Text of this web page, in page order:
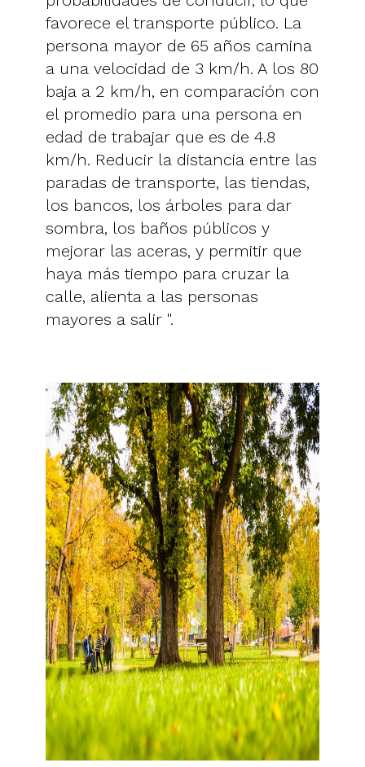
favorece el transporte público. La
persona mayor de 65 años camina
a una velocidad de 3 km/h. A los 80
baja a 2 km/h, en comparación con
el promedio para una persona en
edad de trabajar que es de 4.8
km/h. Reducir la distancia entre las
paradas de transporte, las tiendas,
los bancos, los árboles para dar
sombra, los baños públicos y
mejorar las aceras, y permitir que
haya más tiempo para cruzar la
calle, alienta a las personas
mayores a salir ".